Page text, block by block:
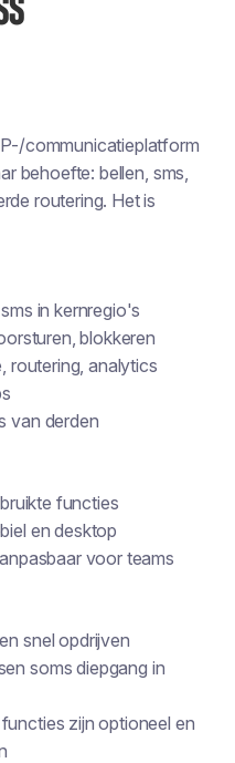
communicatieplatform
behoefte: bellen, sms,
routering. Het is
in kernregio's
blokkeren
routering, analytics
van derden
functies
en desktop
voor teams
snel opdrijven
soms diepgang in
zijn optioneel en